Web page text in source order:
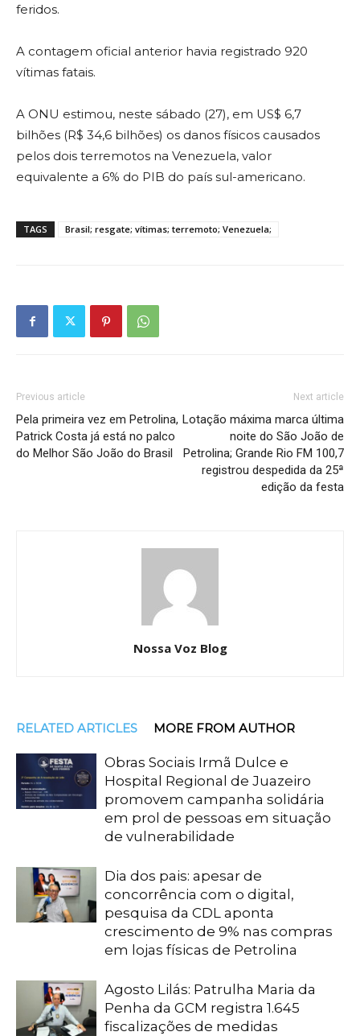
feridos.
A contagem oficial anterior havia registrado 920
vítimas fatais.
A ONU estimou, neste sábado (27), em US$ 6,7
bilhões (R$ 34,6 bilhões) os danos físicos causados
pelos dois terremotos na Venezuela, valor
equivalente a 6% do PIB do país sul-americano.
TAGS Brasil; resgate; vítimas; terremoto; Venezuela;
Previous article
Pela primeira vez em Petrolina,
Patrick Costa já está no palco
do Melhor São João do Brasil
Next article
Lotação máxima marca última
noite do São João de
Petrolina; Grande Rio FM 100,7
registrou despedida da 25ª
edição da festa
Nossa Voz Blog
RELATED ARTICLES MORE FROM AUTHOR
Obras Sociais Irmã Dulce e
Hospital Regional de Juazeiro
promovem campanha solidária
em prol de pessoas em situação
de vulnerabilidade
Dia dos pais: apesar de
concorrência com o digital,
pesquisa da CDL aponta
crescimento de 9% nas compras
em lojas físicas de Petrolina
Agosto Lilás: Patrulha Maria da
Penha da GCM registra 1.645
fiscalizações de medidas